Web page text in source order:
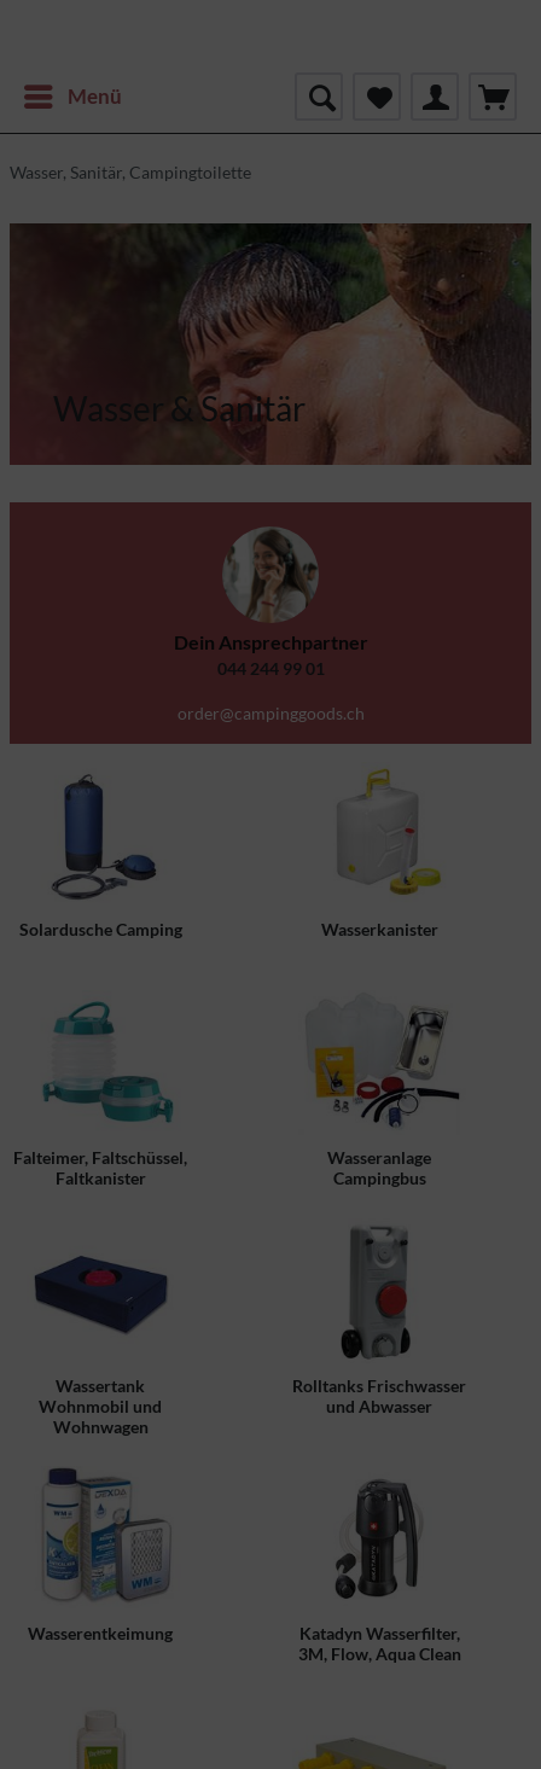
Menü
Wasser, Sanitär, Campingtoilette
Wasser & Sanitär
Dein Ansprechpartner
044 244 99 01
order@campinggoods.ch
Solardusche Camping Wasserkanister
Falteimer, Faltschüssel,
Faltkanister
Wasseranlage
Campingbus
Wassertank
Wohnmobil und
Wohnwagen
Rolltanks Frischwasser
und Abwasser
Wasserentkeimung
Katadyn Wasserfilter,
3M, Flow, Aqua Clean